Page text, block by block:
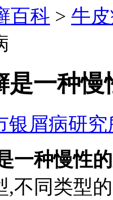
百科 > 牛
是一种
银屑病研究
一种慢性
,不同类型